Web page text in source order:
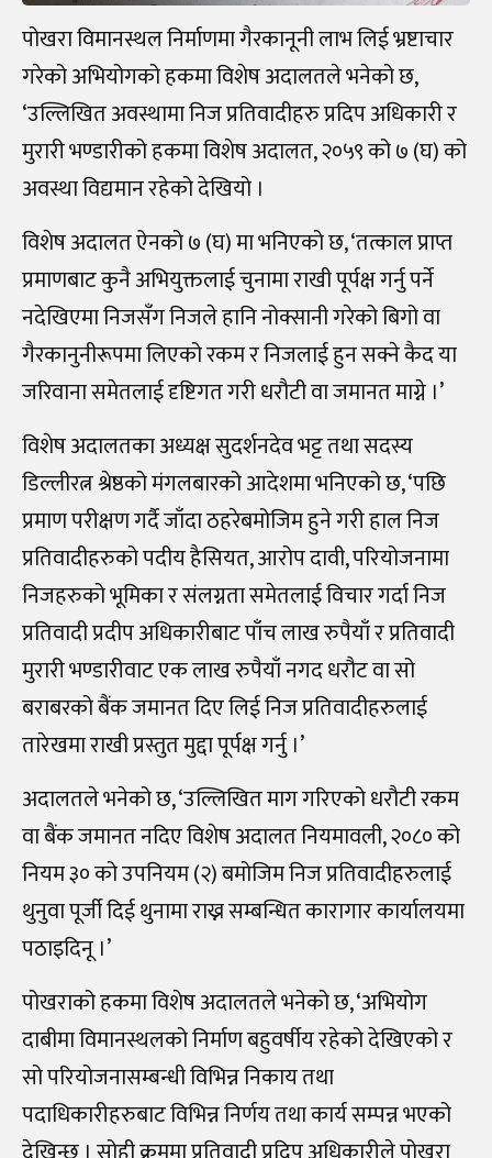
पोखरा विमानस्थल निर्माणमा गैरकानूनी लाभ लिई भ्रष्टाचार
गरेको अभियोगको हकमा विशेष अदालतले भनेको छ,
‘उल्लिखित अवस्थामा निज प्रतिवादीहरु प्रदिप अधिकारी र
मुरारी भण्डारीको हकमा विशेष अदालत, २०५९ को ७ (घ) को
अवस्था विद्यमान रहेको देखियो ।
विशेष अदालत ऐनको ७ (घ) मा भनिएको छ, ‘तत्काल प्राप्त
प्रमाणबाट कुनै अभियुक्तलाई चुनामा राखी पूर्पक्ष गर्नु पर्ने
नदेखिएमा निजसँग निजले हानि नोक्सानी गरेको बिगो वा
गैरकानुनीरूपमा लिएको रकम र निजलाई हुन सक्ने कैद या
जरिवाना समेतलाई दृष्टिगत गरी धरौटी वा जमानत माग्ने ।’
विशेष अदालतका अध्यक्ष सुदर्शनदेव भट्ट तथा सदस्य
डिल्लीरत्न श्रेष्ठको मंगलबारको आदेशमा भनिएको छ, ‘पछि
प्रमाण परीक्षण गर्दै जाँदा ठहरेबमोजिम हुने गरी हाल निज
प्रतिवादीहरुको पदीय हैसियत, आरोप दावी, परियोजनामा
निजहरुको भूमिका र संलग्नता समेतलाई विचार गर्दा निज
प्रतिवादी प्रदीप अधिकारीबाट पाँच लाख रुपैयाँ र प्रतिवादी
मुरारी भण्डारीवाट एक लाख रुपैयाँ नगद धरौट वा सो
बराबरको बैंक जमानत दिए लिई निज प्रतिवादीहरुलाई
तारेखमा राखी प्रस्तुत मुद्दा पूर्पक्ष गर्नु ।’
अदालतले भनेको छ, ‘उल्लिखित माग गरिएको धरौटी रकम
वा बैंक जमानत नदिए विशेष अदालत नियमावली, २०८० को
नियम ३० को उपनियम (२) बमोजिम निज प्रतिवादीहरुलाई
थुनुवा पूर्जी दिई थुनामा राख्न सम्बन्धित कारागार कार्यालयमा
पठाइदिनू ।’
पोखराको हकमा विशेष अदालतले भनेको छ, ‘अभियोग
दाबीमा विमानस्थलको निर्माण बहुवर्षीय रहेको देखिएको र
सो परियोजनासम्बन्धी विभिन्न निकाय तथा
पदाधिकारीहरुबाट विभिन्न निर्णय तथा कार्य सम्पन्न भएको